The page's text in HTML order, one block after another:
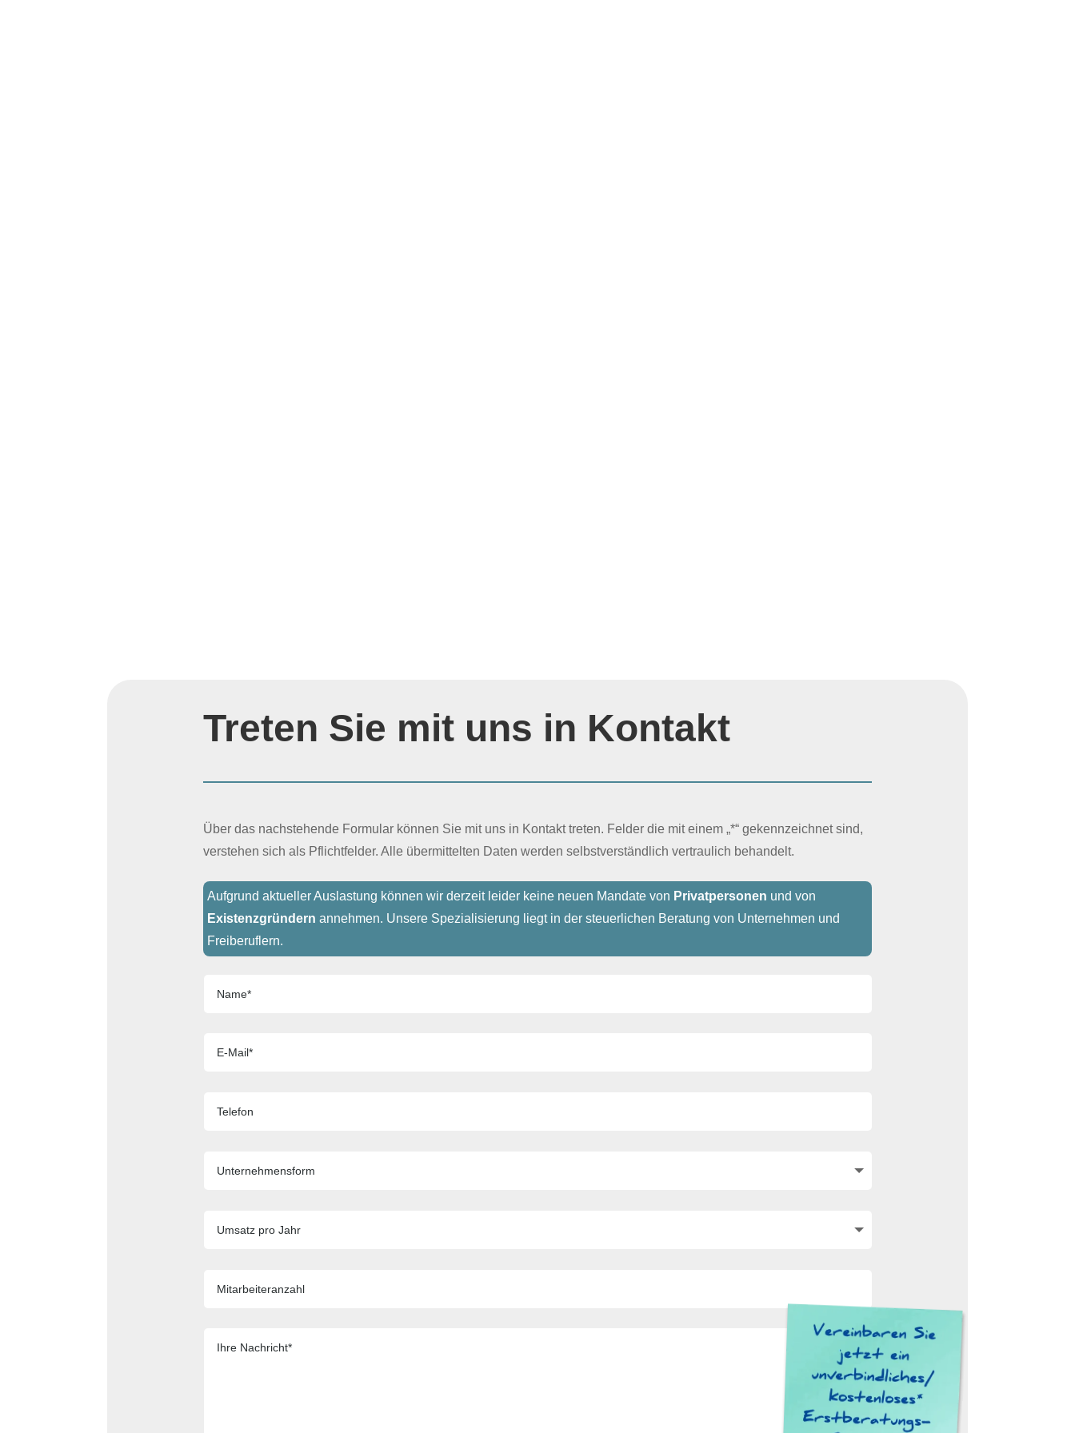
Treten Sie mit uns in Kontakt
Über das nachstehende Formular können Sie mit uns in Kontakt treten. Felder die mit einem „*“ gekennzeichnet sind,
verstehen sich als Pflichtfelder. Alle übermittelten Daten werden selbstverständlich vertraulich behandelt.
Aufgrund aktueller Auslastung können wir derzeit leider keine neuen Mandate von Privatpersonen und von
Existenzgründern annehmen. Unsere Spezialisierung liegt in der steuerlichen Beratung von Unternehmen und
Freiberuflern.